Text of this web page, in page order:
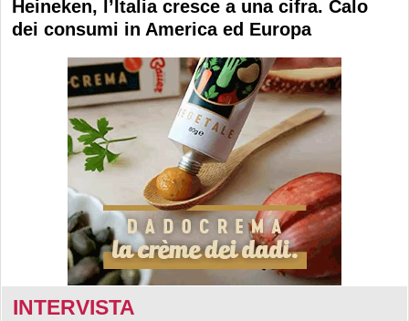
Heineken, l’Italia cresce a una cifra. Calo
dei consumi in America ed Europa
INTERVISTA